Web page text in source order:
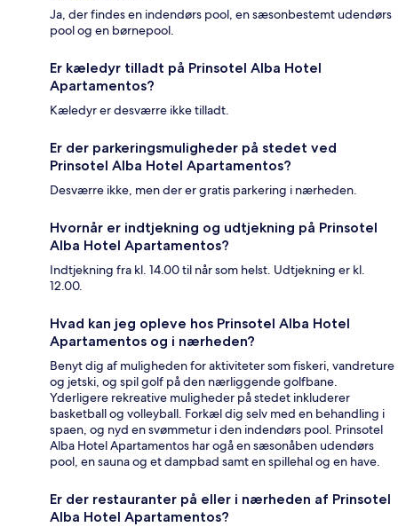
Ja, der findes en indendørs pool, en sæsonbestemt udendørs
pool og en børnepool.
Er kæledyr tilladt på Prinsotel Alba Hotel
Apartamentos?
Kæledyr er desværre ikke tilladt.
Er der parkeringsmuligheder på stedet ved
Prinsotel Alba Hotel Apartamentos?
Desværre ikke, men der er gratis parkering i nærheden.
Hvornår er indtjekning og udtjekning på Prinsotel
Alba Hotel Apartamentos?
Indtjekning fra kl. 14.00 til når som helst. Udtjekning er kl.
12.00.
Hvad kan jeg opleve hos Prinsotel Alba Hotel
Apartamentos og i nærheden?
Benyt dig af muligheden for aktiviteter som fiskeri, vandreture
og jetski, og spil golf på den nærliggende golfbane.
Yderligere rekreative muligheder på stedet inkluderer
basketball og volleyball. Forkæl dig selv med en behandling i
spaen, og nyd en svømmetur i den indendørs pool. Prinsotel
Alba Hotel Apartamentos har ogå en sæsonåben udendørs
pool, en sauna og et dampbad samt en spillehal og en have.
Er der restauranter på eller i nærheden af Prinsotel
Alba Hotel Apartamentos?